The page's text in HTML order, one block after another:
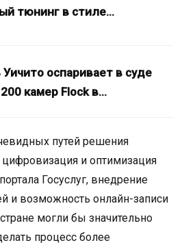
тюнинг в стиле…
оспаривает в суде
камер Flock в…
путей решения
и оптимизация
Госуслуг, внедрение
и возможность онлайн-записи
могли бы значительно
процесс более